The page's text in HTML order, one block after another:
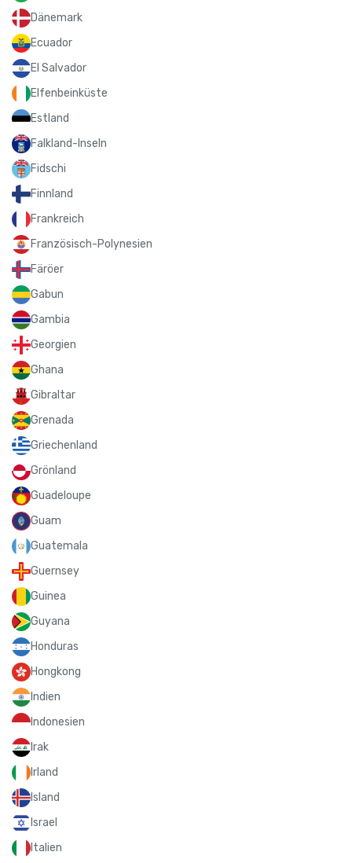
Dänemark
Ecuador
El Salvador
Elfenbeinküste
Estland
Falkland-Inseln
Fidschi
Finnland
Frankreich
Französisch-Polynesien
Färöer
Gabun
Gambia
Georgien
Ghana
Gibraltar
Grenada
Griechenland
Grönland
Guadeloupe
Guam
Guatemala
Guernsey
Guinea
Guyana
Honduras
Hongkong
Indien
Indonesien
Irak
Irland
Island
Israel
Italien